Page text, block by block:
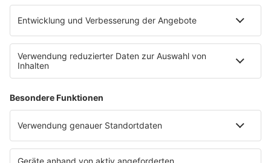
The Story / Loveparade
The Story / George Michael
90er Kids mit Oli.P
YouTube
90s90s DE:CODED
Musik
News